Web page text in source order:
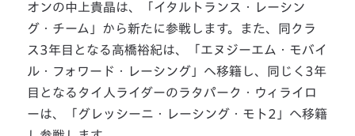
オンの中上貴晶は、「イタルトランス・レーシン
グ・チーム」から新たに参戦します。また、同クラ
ス3年目となる高橋裕紀は、「エヌジーエム・モバイ
ル・フォワード・レーシング」へ移籍し、同じく3年
目となるタイ人ライダーのラタパーク・ウィライロ
ーは、「グレッシーニ・レーシング・モト2」へ移籍